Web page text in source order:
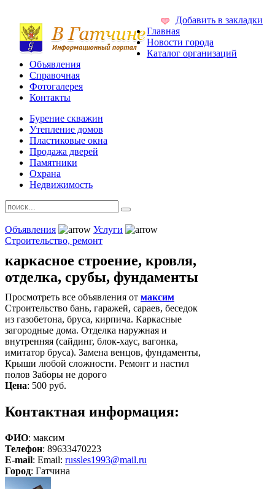
Добавить в закладки
Главная
Новости города
Каталог организаций
Объявления
Справочная
Фотогалерея
Контакты
Бурение скважин
Утепление домов
Пластиковые окна
Продажа дверей
Памятники
Охрана
Недвижимость
Объявления
Услуги
Строительство, ремонт
каркасное строение, кровля,
отделка, срубы, фундаменты
Просмотреть все объявления от максим
Строительство бань, гаражей, сараев, беседок
из газобетона, бруса, кирпича. Каркасные
загородные дома. Отделка наружная и
внутренняя (сайдинг, блок-хаус, вагонка,
имитатор бруса). Замена венцов, фундаменты,
Крыши любой сложности. Ремонт и настил
полов Заборы не дорого
Цена: 500 руб.
Контактная информация:
ФИО: максим
Телефон: 89633470223
E-mail: Email: russles1993@mail.ru
Город: Гатчина